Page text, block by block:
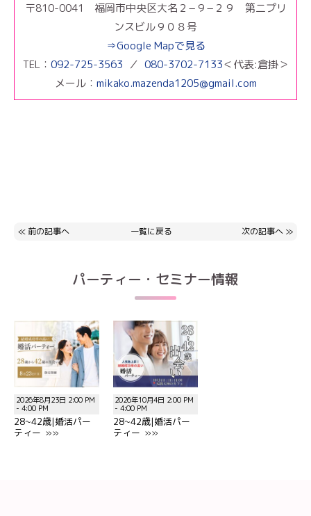
〒810-0041 福岡市中央区大名２−９−２９ 第二プリ
ンスビル９０８号
⇒Google Mapで見る
TEL： 092-725-3563 ／ 080-3702-7133＜代表:倉掛＞
メール： mikako.mazenda1205@gmail.com
≪ 前の記事へ 一覧に戻る 次の記事へ ≫
パーティー・セミナー情報
2026年8月23日 2:00 PM
- 4:00 PM
28~42歳|婚活パー
ティー »»
2026年10月4日 2:00 PM
- 4:00 PM
28~42歳|婚活パー
ティー »»